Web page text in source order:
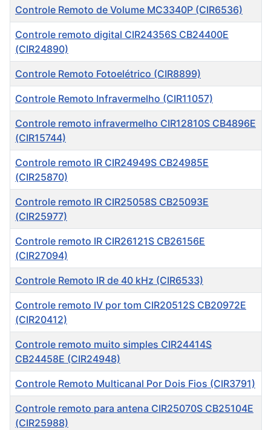
Controle Remoto de Volume MC3340P (CIR6536)
Controle remoto digital CIR24356S CB24400E
(CIR24890)
Controle Remoto Fotoelétrico (CIR8899)
Controle Remoto Infravermelho (CIR11057)
Controle remoto infravermelho CIR12810S CB4896E
(CIR15744)
Controle remoto IR CIR24949S CB24985E
(CIR25870)
Controle remoto IR CIR25058S CB25093E
(CIR25977)
Controle remoto IR CIR26121S CB26156E
(CIR27094)
Controle Remoto IR de 40 kHz (CIR6533)
Controle remoto IV por tom CIR20512S CB20972E
(CIR20412)
Controle remoto muito simples CIR24414S
CB24458E (CIR24948)
Controle Remoto Multicanal Por Dois Fios (CIR3791)
Controle remoto para antena CIR25070S CB25104E
(CIR25988)